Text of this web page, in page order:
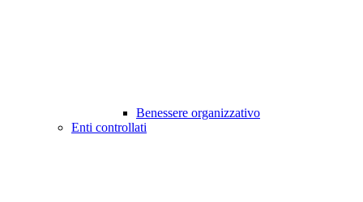
Benessere organizzativo
Enti controllati